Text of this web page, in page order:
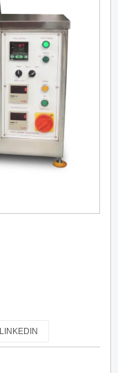
LINKEDIN